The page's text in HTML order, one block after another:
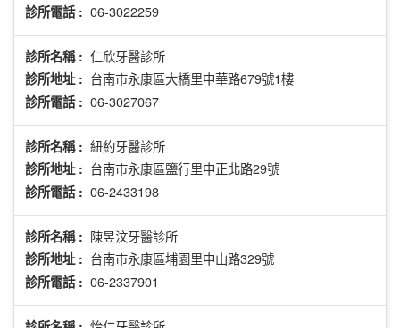
診所電話 : 06-3022259
診所名稱 : 仁欣牙醫診所
診所地址 : 台南市永康區大橋里中華路679號1樓
診所電話 : 06-3027067
診所名稱 : 紐約牙醫診所
診所地址 : 台南市永康區鹽行里中正北路29號
診所電話 : 06-2433198
診所名稱 : 陳昱汶牙醫診所
診所地址 : 台南市永康區埔園里中山路329號
診所電話 : 06-2337901